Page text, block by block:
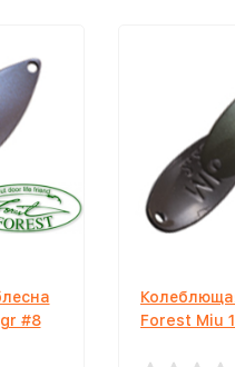
#8
Forest Miu